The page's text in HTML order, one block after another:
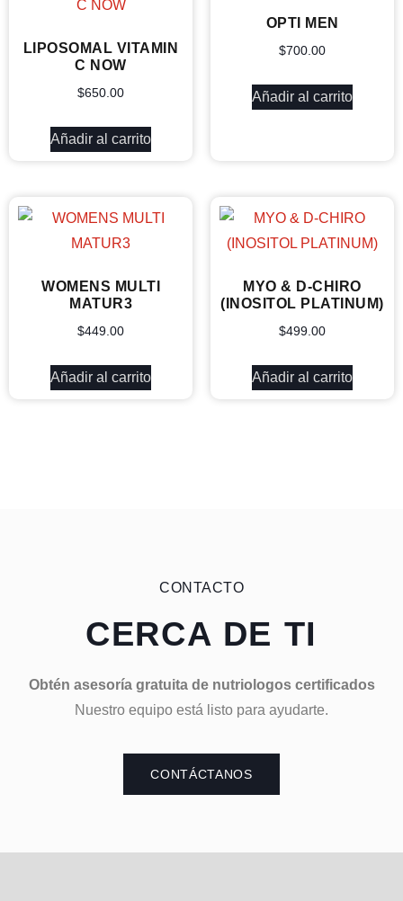
LIPOSOMAL VITAMIN
C NOW
$650.00
Añadir al carrito
OPTI MEN
$700.00
Añadir al carrito
WOMENS MULTI
MATUR3
$449.00
Añadir al carrito
MYO & D-CHIRO
(INOSITOL PLATINUM)
$499.00
Añadir al carrito
CONTACTO
CERCA DE TI
Obtén asesoría gratuita de nutriologos certificados
Nuestro equipo está listo para ayudarte.
CONTÁCTANOS